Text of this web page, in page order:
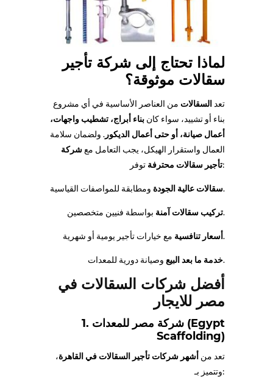
لماذا تحتاج إلى شركة تأجير
سقالات موثوقة؟
تعد السقالات من العناصر الأساسية في أي مشروع
بناء أو تشييد، سواء كان بناء أبراج، تشطيب واجهات،
أعمال صيانة، أو حتى أعمال الديكور . ولضمان سلامة
العمال واستقرار الهيكل، يجب التعامل مع شركة
تأجير سقالات محترفةتوفر:
سقالات عالية الجودةومطابقة للمواصفات القياسية.
تركيب سقالات آمنةبواسطة فنيين متخصصين.
أسعار تنافسيةمع خيارات تأجير يومية أو شهرية.
خدمة ما بعد البيعوصيانة دورية للمعدات.
أفضل شركات السقالات في
مصر للايجار
1. شركة مصر للمعدات (Egypt
Scaffolding)
تعد من أشهر شركات تأجير السقالات في القاهرة،
وتتميز بـ: